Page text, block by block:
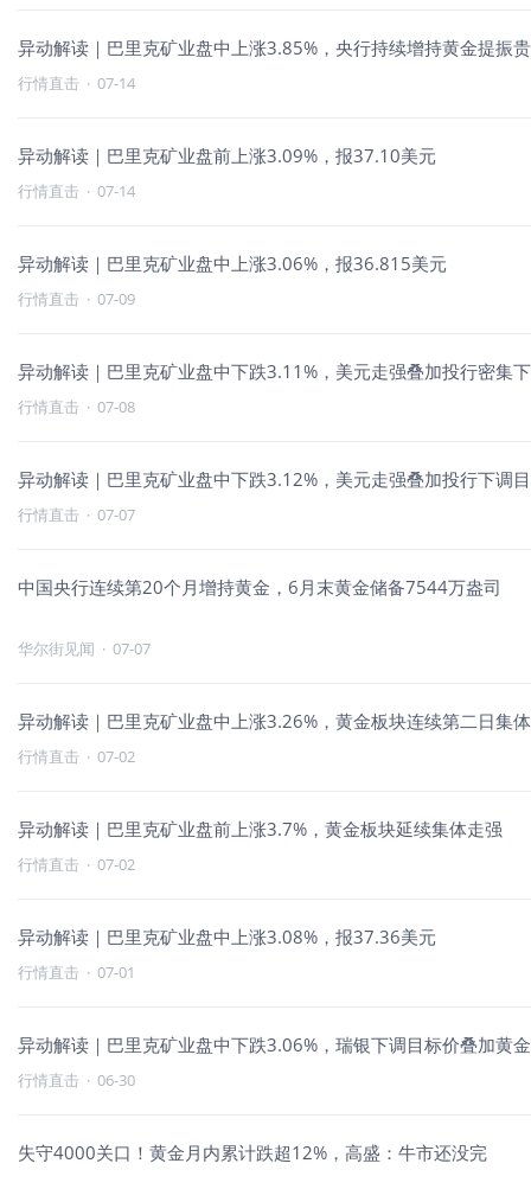
异动解读｜巴里克矿业盘中上涨3.85%，央行持续增持黄金提振
行情直击 · 07-14
异动解读｜巴里克矿业盘前上涨3.09%，报37.10美元
行情直击 · 07-14
异动解读｜巴里克矿业盘中上涨3.06%，报36.815美元
行情直击 · 07-09
异动解读｜巴里克矿业盘中下跌3.11%，美元走强叠加投行密集
行情直击 · 07-08
异动解读｜巴里克矿业盘中下跌3.12%，美元走强叠加投行下调
行情直击 · 07-07
中国央行连续第20个月增持黄金，6月末黄金储备7544万盎司
华尔街见闻 · 07-07
异动解读｜巴里克矿业盘中上涨3.26%，黄金板块连续第二日集
行情直击 · 07-02
异动解读｜巴里克矿业盘前上涨3.7%，黄金板块延续集体走强
行情直击 · 07-02
异动解读｜巴里克矿业盘中上涨3.08%，报37.36美元
行情直击 · 07-01
异动解读｜巴里克矿业盘中下跌3.06%，瑞银下调目标价叠加黄
行情直击 · 06-30
失守4000关口！黄金月内累计跌超12%，高盛：牛市还没完